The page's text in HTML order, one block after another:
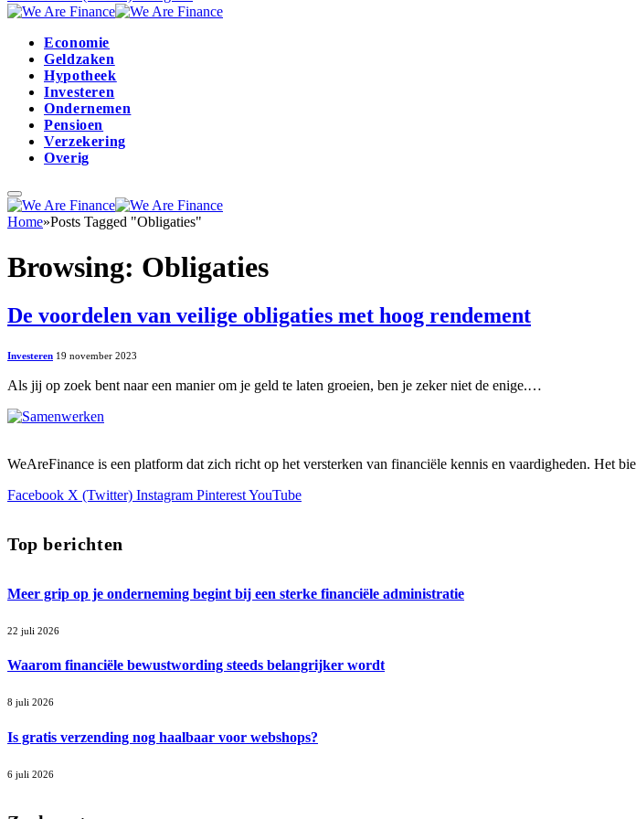
Economie
Geldzaken
Hypotheek
Investeren
Ondernemen
Pensioen
Verzekering
Overig
Home»Posts Tagged "Obligaties"
Browsing: Obligaties
De voordelen van veilige obligaties met hoog rendement
Investeren 19 november 2023
Als jij op zoek bent naar een manier om je geld te laten groeien, ben je zeker niet de enige.…
WeAreFinance is een platform dat zich richt op het versterken van financiële kennis en vaardigheden. Het
Facebook X (Twitter) Instagram PinterestYouTube
Top berichten
Meer grip op je onderneming begint bij een sterke financiële administratie
22 juli 2026
Waarom financiële bewustwording steeds belangrijker wordt
8 juli 2026
Is gratis verzending nog haalbaar voor webshops?
6 juli 2026